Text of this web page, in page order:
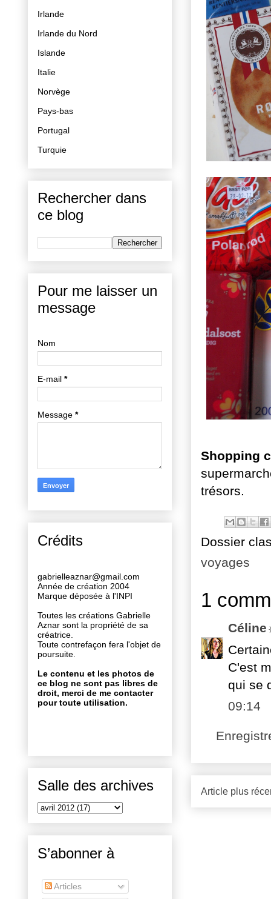
Shopping
trésors.
Dossier
voyages
1
C'est
qui se
09:14
Article plus
Irlande
Irlande du Nord
Islande
Italie
Norvège
Pays-bas
Portugal
Turquie
Rechercher dans
ce blog
Pour me laisser un
message
Nom
E-mail *
Message *
Crédits
gabrielleaznar@gmail.com
Année de création 2004
Marque déposée à l'INPI
Toutes les créations Gabrielle
Aznar sont la propriété de sa
créatrice.
Toute contrefaçon fera l'objet de
poursuite.
Le contenu et les photos de
ce blog ne sont pas libres de
droit, merci de me contacter
pour toute utilisation.
Salle des archives
S’abonner à
Articles